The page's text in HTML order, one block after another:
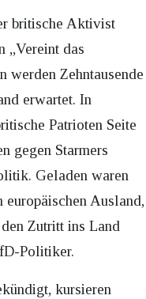
britische Aktivist
„Vereint das
werden Zehntausende
erwartet. In
Patrioten Seite
gegen Starmers
Geladen waren
europäischen Ausland,
Zutritt ins Land
Politiker.
kursieren